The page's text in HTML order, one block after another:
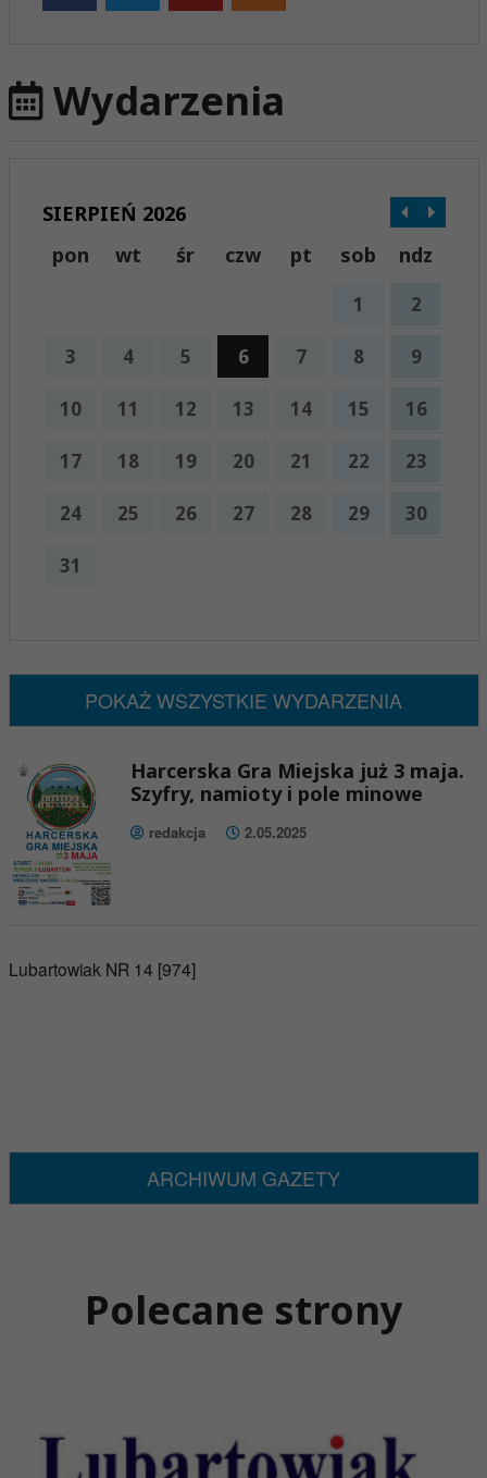
Wydarzenia
SIERPIEŃ 2026
pon
wt śr czw pt sob ndz
1 2
3 4 5 6 7 8 9
10 11 12 13 14 15 16
17 18 19 20 21 22 23
24 25 26 27 28 29 30
31
POKAŻ WSZYSTKIE WYDARZENIA
Harcerska Gra Miejska już 3 maja.
Szyfry, namioty i pole minowe
redakcja 2.05.2025
Lubartowiak NR 14 [974]
ARCHIWUM GAZETY
Polecane strony